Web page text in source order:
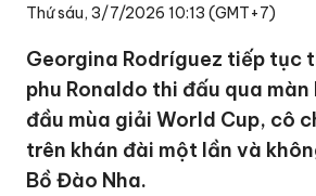
Thứ sáu, 3/7/2026 10:13 (GMT+7)
Georgina Rodríguez tiếp tục
phu Ronaldo thi đấu qua màn
đầu mùa giải World Cup, cô
trên khán đài một lần và
Bồ Đào Nha.